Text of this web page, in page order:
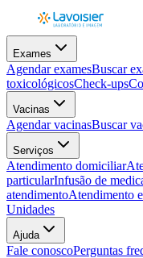
Exames
Agendar examesBuscar
toxicológicosCheck-ups
Vacinas
Agendar vacinasBuscar
Serviços
Atendimento domiciliar
particularInfusão de
atendimentoAtendimento
Unidades
Ajuda
Fale conoscoPerguntas